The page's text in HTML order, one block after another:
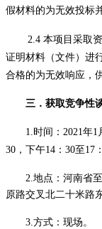
假材料的为无效投标
2.4 本项目采取
证明材料（文件）进
合格的为无效响应 ，
三． 获取竞争性
1.时间：2021年1
30，下午14：30至17
2.地点： 河南省
原路交叉北二十米路
3.方式：现场。